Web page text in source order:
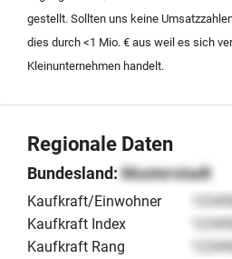
gestellt. Sollten uns keine
dies durch <1 Mio. € aus weil es sich
Kleinunternehmen handelt.
Regionale Daten
Bundesland: Musterstadt
Kaufkraft/Einwohner
Kaufkraft Index
Kaufkraft Rang